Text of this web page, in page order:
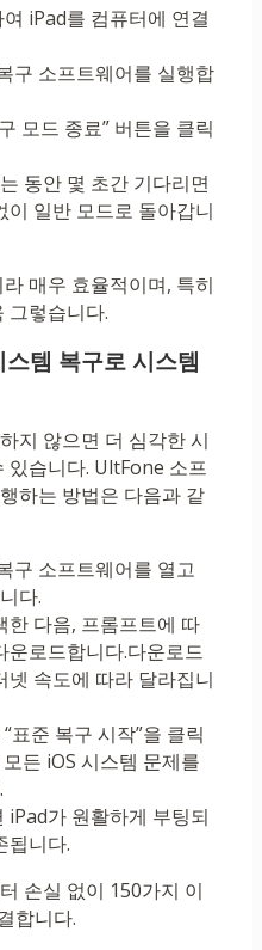
iPad를 컴퓨터에 연결
구 소프트웨어를 실행합
모드 종료” 버튼을 클릭
동안 몇 초간 기다리면
이 일반 모드로 돌아갑니
매우 효율적이며, 특히
그렇습니다.
템 복구로 시스템
지 않으면 더 심각한 시
있습니다. UltFone 소프
하는 방법은 다음과 같
구 소프트웨어를 열고
다.
한 다음, 프롬프트에 따
운로드합니다.다운로드
넷 속도에 따라 달라집니
표준 복구 시작”을 클릭
든 iOS 시스템 문제를
iPad가 원활하게 부팅되
됩니다.
손실 없이 150가지 이
합니다.